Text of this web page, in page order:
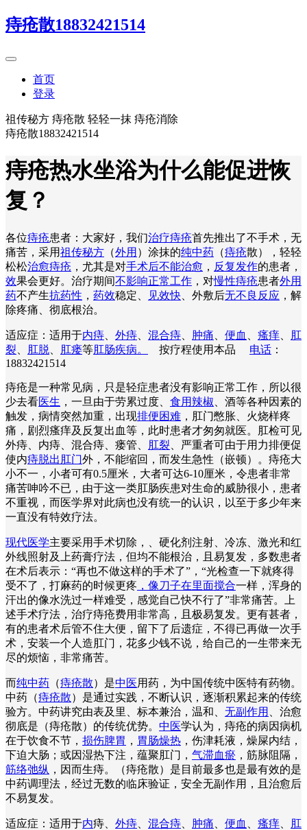
痔疮散18832421514
首页
登录
祖传秘方 痔疮散 轻轻一抹 痔疮消除
痔疮散18832421514
痔疮热水坐浴为什么能促进恢
复？
各位痔疮患者：大家好，我们治疗痔疮首先推出了不手术，无
痛苦，采用祖传秘方 （外用 ）涂抹的纯中药 （痔疮散），轻轻
松松治愈痔疮 ，尤其是对手术后不能治愈 ， 反复发作的患者，
效果会更好。治疗期间不影响正常工作 ，对慢性痔疮患者外用
药不产生抗药性 ， 药效稳定、 见效快 、外敷后无不良反应 ，解
除疼痛、彻底根治。
适应症：适用于内痔 外痔 混合痔 肿痛 便血 瘙痒
肛
裂
肛脱 肛瘘等肛肠疾病。 按疗程使用本品 电话 ：
18832421514
痔疮是一种常见病，只是轻症患者没有影响正常工作，所以很
少去看医生 ，一旦由于劳累过度、 食用辣椒 、酒等各种因素的
触发，病情突然加重，出现排便困难 ，肛门憋胀、火烧样疼
痛，剧烈瘙痒及反复出血等，此时患者才匆匆就医。肛检可见
外痔、内痔、混合痔、瘘管、
肛裂 、严重者可由于用力排便促
使内痔脱出肛门外，不能缩回，而发生急性（嵌顿）。痔疮大
小不一，小者可有0.5厘米，大者可达6-10厘米，令患者非常
痛苦呻吟不已，由于这一类肛肠疾患对生命的威胁很小，患者
不重视，而医学界对此病也没有统一的认识，以至于多少年来
一直没有特效疗法。
现代医学主要采用手术切除，、硬化剂注射、冷冻、激光和红
外线照射及上药膏疗法，但均不能根治，且易复发，多数患者
在术后表示：“再也不做这样的手术了”，“光检查一下就疼得
受不了，打麻药的时候更疼 ，像刀子在里面搅合一样，浑身的
汗出的像水洗过一样难受，感觉自己快不行了”非常痛苦。上
述手术疗法，治疗痔疮费用非常高，且极易复发。更有甚者，
有的患者术后管不住大便，留下了后遗症，不得已再做一次手
术，安装一个人造肛门，花多少钱不说，给自己的一生带来无
尽的烦恼，非常痛苦。
而纯中药 （痔疮散）是中医用药，为中国传统中医特有药物。
中药（痔疮散）是通过实践，不断认识，逐渐积累起来的传统
验方。中药讲究由表及里、标本兼治，温和、 无副作用
、治愈
彻底是（痔疮散）的传统优势。 中医学认为，痔疮的病因病机
在于饮食不节， 损伤脾胃 ， 胃肠燥热 ，伤津耗液，燥屎内结，
下迫大肠；或因湿热下注，蕴聚肛门， 气滞血瘀 ，筋脉阻隔，
筋络弛纵 ，因而生痔。（痔疮散）是目前最多也是最有效的是
中药调理法，经过无数的临床验证，安全无副作用，且治愈后
不易复发。
适应症：适用于内痔、 外痔 混合痔 肿痛 便血 瘙痒
肛